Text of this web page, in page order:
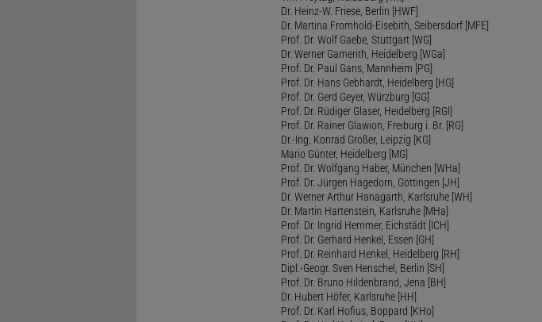
Dr. Heinz-W. Friese, Berlin [HWF]
Dr. Martina Fromhold-Eisebith, Seibersdorf [MFE]
Prof. Dr. Wolf Gaebe, Stuttgart [WG]
Dr. Werner Gamerith, Heidelberg [WGa]
Prof. Dr. Paul Gans, Mannheim [PG]
Prof. Dr. Hans Gebhardt, Heidelberg [HG]
Prof. Dr. Gerd Geyer, Würzburg [GG]
Prof. Dr. Rüdiger Glaser, Heidelberg [RGl]
Prof. Dr. Rainer Glawion, Freiburg i. Br. [RG]
Dr.-Ing. Konrad Großer, Leipzig [KG]
Mario Günter, Heidelberg [MG]
Prof. Dr. Wolfgang Haber, München [WHa]
Prof. Dr. Jürgen Hagedorn, Göttingen [JH]
Dr. Werner Arthur Hanagarth, Karlsruhe [WH]
Dr. Martin Hartenstein, Karlsruhe [MHa]
Prof. Dr. Ingrid Hemmer, Eichstädt [ICH]
Prof. Dr. Gerhard Henkel, Essen [GH]
Prof. Dr. Reinhard Henkel, Heidelberg [RH]
Dipl.-Geogr. Sven Henschel, Berlin [SH]
Prof. Dr. Bruno Hildenbrand, Jena [BH]
Dr. Hubert Höfer, Karlsruhe [HH]
Prof. Dr. Karl Hofius, Boppard [KHo]